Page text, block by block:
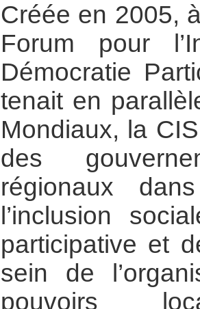
Créée en 2005,
Forum pour
Démocratie
tenait en
Mondiaux, la
des
régionaux
l’inclusion
participative et
sein de
pouvoirs